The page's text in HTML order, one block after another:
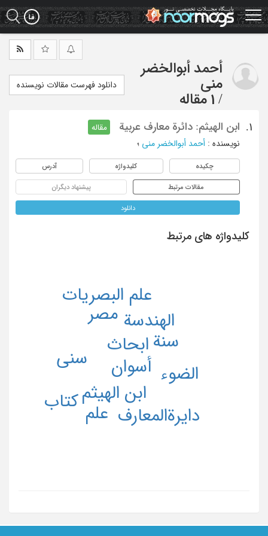
Skip
to
main
أحمد أبوالخضر
منی
/ 1 مقاله
دانلود فهرست مقالات نویسنده
1. ابن الهیثم: دائرة معارف عربیة
مقاله
نویسنده : أحمد أبوالخضر منی ؛
چکیده کلیدواژه آدرس
مقالات مرتبط پیشنهاد دیگران
دانلود
کلیدواژه های مرتبط
أسوان
ابحاث
ابن الهیثم
الضوء
الهندسة
دایرةالمعارف
سنة
سنی
علم
علم البصریات
مصر
کتاب